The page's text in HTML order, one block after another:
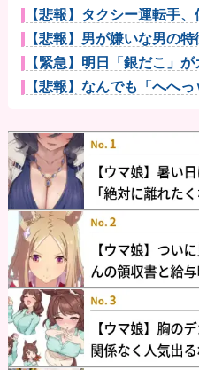
【悲報】タクシー運転手
ｗｗｗｗｗｗ...
【悲報】男が嫌いな男の
ｗｗｗ
【緊急】明日「銀だこ」
みそうwww...
【悲報】なんでも「へへ